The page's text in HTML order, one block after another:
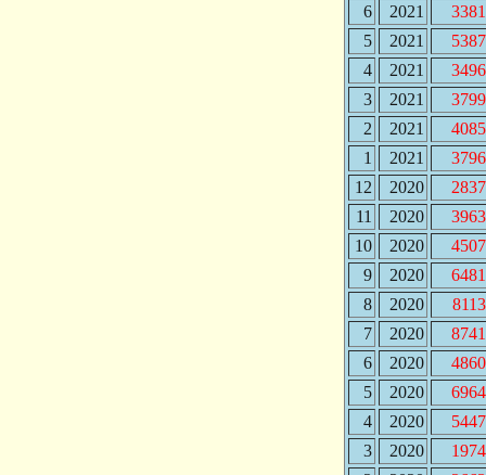
6
2021
3381
5
2021
5387
4
2021
3496
3
2021
3799
2
2021
4085
1
2021
3796
12
2020
2837
11
2020
3963
10
2020
4507
9
2020
6481
8
2020
8113
7
2020
8741
6
2020
4860
5
2020
6964
4
2020
5447
3
2020
1974